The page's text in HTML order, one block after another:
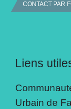
CONTACT PAR
Liens
Urbain de